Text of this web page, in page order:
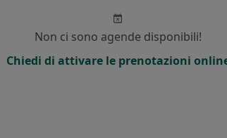
Non ci sono agende disponibili!
Chiedi di attivare le prenotazioni